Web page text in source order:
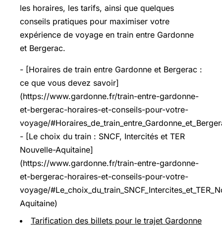
les horaires, les tarifs, ainsi que quelques
conseils pratiques pour maximiser votre
expérience de voyage en train entre Gardonne
et Bergerac.
- [Horaires de train entre Gardonne et Bergerac :
ce que vous devez savoir]
(https://www.gardonne.fr/train-entre-gardonne-
et-bergerac-horaires-et-conseils-pour-votre-
voyage/
- [Le choix du train : SNCF, Intercités et TER
Nouvelle-Aquitaine]
(https://www.gardonne.fr/train-entre-gardonne-
et-bergerac-horaires-et-conseils-pour-votre-
voyage/
Aquitaine)
Tarification des billets pour le trajet Gardonne